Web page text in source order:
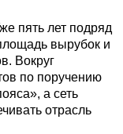
пять лет подряд
вырубок и
Вокруг
по поручению
а сеть
отрасль